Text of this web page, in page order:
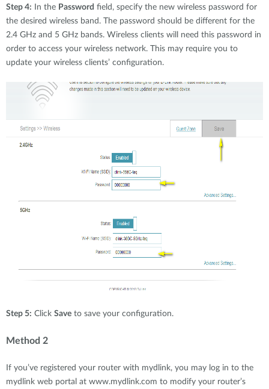
Step 4: In the Password field, specify the new wireless password for
the desired wireless band. The password should be different for the
2.4 GHz and 5 GHz bands. Wireless clients will need this password in
order to access your wireless network. This may require you to
update your wireless clients’ configuration.
Step 5: Click Save to save your configuration.
Method 2
If you’ve registered your router with mydlink, you may log in to the
mydlink web portal at www.mydlink.com to modify your router’s